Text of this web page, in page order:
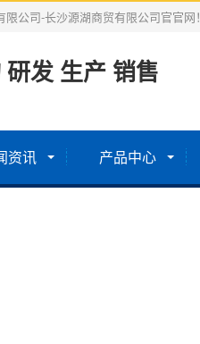
公司-长沙源湖商贸有限公司官官网！
发 生产 销售
资讯 产品中心